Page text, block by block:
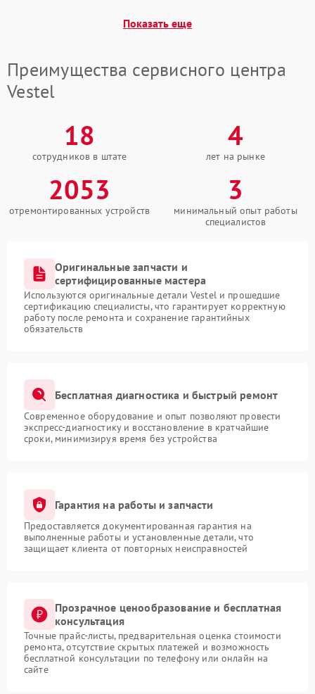
Показать еще
Преимущества сервисного центра
Vestel
18
сотрудников в штате
4
лет на рынке
2053
отремонтированных устройств
3
минимальный опыт работы
специалистов
Оригинальные запчасти и
сертифицированные мастера
Используются оригинальные детали Vestel и прошедшие
сертификацию специалисты, что гарантирует корректную
работу после ремонта и сохранение гарантийных
обязательств
Бесплатная диагностика и быстрый ремонт
Современное оборудование и опыт позволяют провести
экспресс-диагностику и восстановление в кратчайшие
сроки, минимизируя время без устройства
Гарантия на работы и запчасти
Предоставляется документированная гарантия на
выполненные работы и установленные детали, что
защищает клиента от повторных неисправностей
Прозрачное ценообразование и бесплатная
консультация
Точные прайс-листы, предварительная оценка стоимости
ремонта, отсутствие скрытых платежей и возможность
бесплатной консультации по телефону или онлайн на
сайте